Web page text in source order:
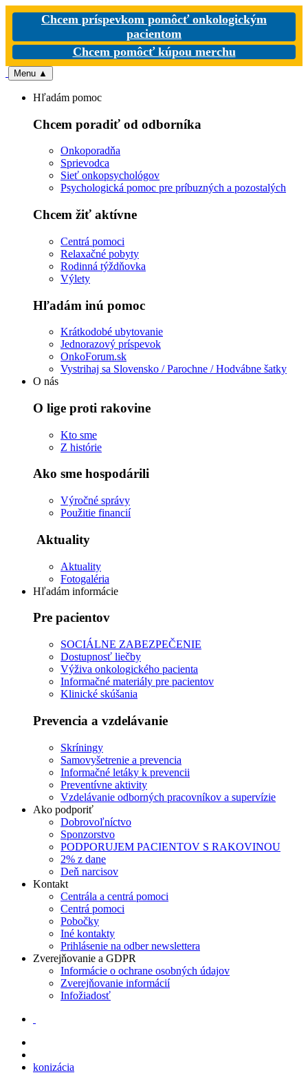
Chcem príspevkom pomôcť onkologickým
pacientom
Chcem pomôcť kúpou merchu
Menu ▲
Hľadám pomoc
Chcem poradiť od odborníka
Onkoporadňa
Sprievodca
Sieť onkopsychológov
Psychologická pomoc pre príbuzných a pozostalých
Chcem žiť aktívne
Centrá pomoci
Relaxačné pobyty
Rodinná týždňovka
Výlety
Hľadám inú pomoc
Krátkodobé ubytovanie
Jednorazový príspevok
OnkoForum.sk
Vystrihaj sa Slovensko / Parochne / Hodvábne šatky
O nás
O lige proti rakovine
Kto sme
Z histórie
Ako sme hospodárili
Výročné správy
Použitie financií
Aktuality
Aktuality
Fotogaléria
Hľadám informácie
Pre pacientov
SOCIÁLNE ZABEZPEČENIE
Dostupnosť liečby
Výživa onkologického pacienta
Informačné materiály pre pacientov
Klinické skúšania
Prevencia a vzdelávanie
Skríningy
Samovyšetrenie a prevencia
Informačné letáky k prevencii
Preventívne aktivity
Vzdelávanie odborných pracovníkov a supervízie
Ako podporiť
Dobrovoľníctvo
Sponzorstvo
PODPORUJEM PACIENTOV S RAKOVINOU
2% z dane
Deň narcisov
Kontakt
Centrála a centrá pomoci
Centrá pomoci
Pobočky
Iné kontakty
Prihlásenie na odber newslettera
Zverejňovanie a GDPR
Informácie o ochrane osobných údajov
Zverejňovanie informácií
Infožiadosť
konizácia